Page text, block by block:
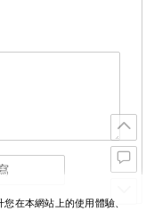
在本網站上的使用體驗、